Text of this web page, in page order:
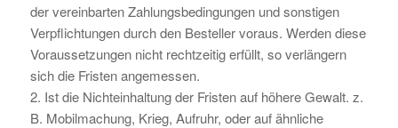
der vereinbarten Zahlungsbedingungen und sonstigen
Verpflichtungen durch den Besteller voraus. Werden diese
Voraussetzungen nicht rechtzeitig erfüllt, so verlängern
sich die Fristen angemessen.
2. Ist die Nichteinhaltung der Fristen auf höhere Gewalt. z.
B. Mobilmachung, Krieg, Aufruhr, oder auf ähnliche